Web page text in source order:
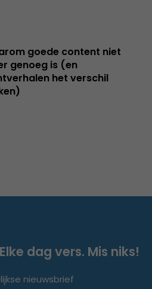
goede content niet
genoeg is (en
het verschil
dag vers. Mis niks!
nieuwsbrief